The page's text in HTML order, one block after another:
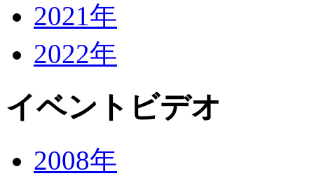
2021年
2022年
イベントビデオ
2008年